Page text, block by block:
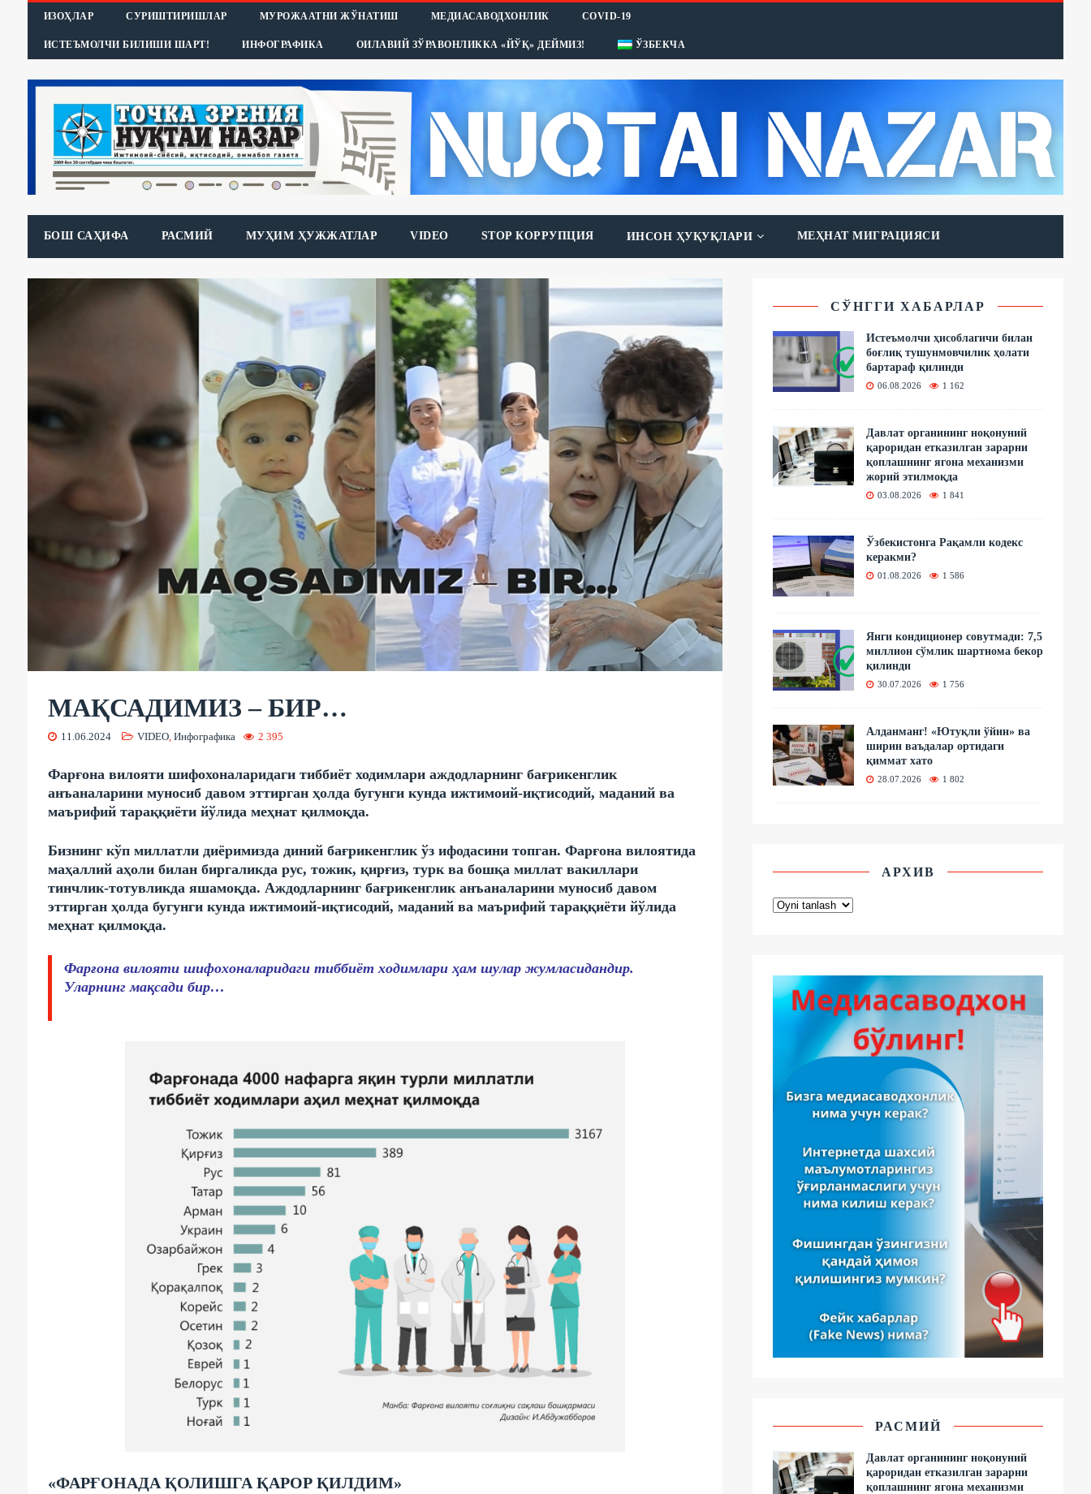
ИЗОҲЛАР СУРИШТИРИШЛАР МУРОЖААТНИ ЖЎНАТИШ МЕДИАСАВОДХОНЛИК COVID-19
ИСТЕЪМОЛЧИ БИЛИШИ ШАРТ! ИНФОГРАФИКА ОИЛАВИЙ ЗЎРАВОНЛИККА «ЙЎҚ» ДЕЙМИЗ! ЎЗБЕКЧА
БОШ САҲИФА РАСМИЙ МУҲИМ ҲУЖЖАТЛАР VIDEO STOP КОРРУПЦИЯ ИНСОН ҲУҚУҚЛАРИ МЕҲНАТ МИГРАЦИЯСИ
МАҚСАДИМИЗ – БИР…
11.06.2024 VIDEO, Инфографика 2 395
Фарғона вилояти шифохоналаридаги тиббиёт ходимлари аждодларнинг бағрикенглик
анъаналарини муносиб давом эттирган ҳолда бугунги кунда ижтимоий-иқтисодий, маданий ва
маърифий тараққиёти йўлида меҳнат қилмоқда.
Бизнинг кўп миллатли диёримизда диний бағрикенглик ўз ифодасини топган. Фарғона вилоятида
маҳаллий аҳоли билан биргаликда рус, тожик, қирғиз, турк ва бошқа миллат вакиллари
тинчлик-тотувликда яшамоқда. Аждодларнинг бағрикенглик анъаналарини муносиб давом
эттирган ҳолда бугунги кунда ижтимоий-иқтисодий, маданий ва маърифий тараққиёти йўлида
меҳнат қилмоқда.
Фарғона вилояти шифохоналаридаги тиббиёт ходимлари ҳам шулар жумласидандир.
Уларнинг мақсади бир…
«ФАРҒОНАДА ҚОЛИШГА ҚАРОР ҚИЛДИМ»
СЎНГГИ ХАБАРЛАР
Истеъмолчи ҳисоблагичи билан
боғлиқ тушунмовчилик ҳолати
бартараф қилинди
06.08.2026 1 162
Давлат органининг ноқонуний
қароридан етказилган зарарни
қоплашнинг ягона механизми
жорий этилмоқда
03.08.2026 1 841
Ўзбекистонга Рақамли кодекс
керакми?
01.08.2026 1 586
Янги кондиционер совутмади: 7,5
миллион сўмлик шартнома бекор
қилинди
30.07.2026 1 756
Алданманг! «Ютуқли ўйин» ва
ширин ваъдалар ортидаги
қиммат хато
28.07.2026 1 802
АРХИВ
РАСМИЙ
Давлат органининг ноқонуний
қароридан етказилган зарарни
қоплашнинг ягона механизми